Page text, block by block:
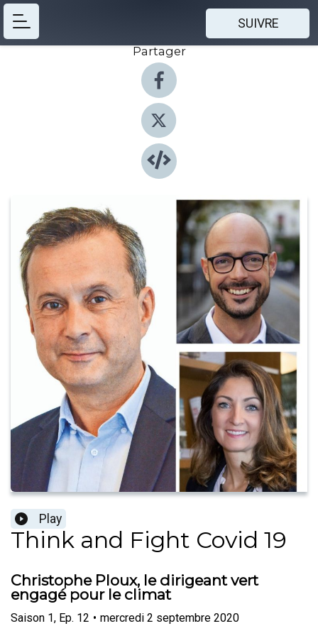
SUIVRE
Partager
Play
Think and Fight Covid 19
Christophe Ploux, le dirigeant vert
engagé pour le climat
Saison 1, Ep. 12 • mercredi 2 septembre 2020